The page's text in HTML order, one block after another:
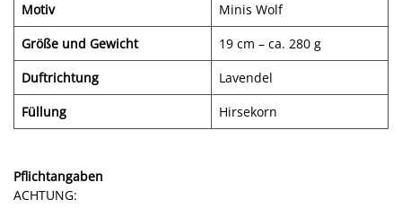
Motiv
Minis Wolf
Größe und Gewicht
19 cm – ca. 280 g
Duftrichtung
Lavendel
Füllung
Hirsekorn
Pflichtangaben
ACHTUNG: